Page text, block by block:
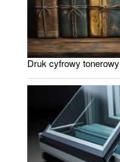
Druk cyfrowy